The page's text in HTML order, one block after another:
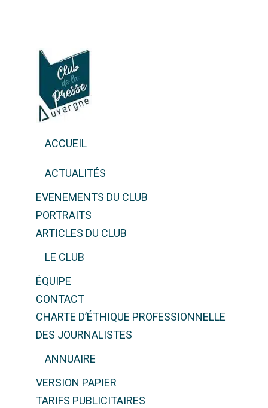
ACCUEIL
ACTUALITÉS
EVENEMENTS DU CLUB
PORTRAITS
ARTICLES DU CLUB
LE CLUB
ÉQUIPE
CONTACT
CHARTE D’ÉTHIQUE PROFESSIONNELLE
DES JOURNALISTES
ANNUAIRE
VERSION PAPIER
TARIFS PUBLICITAIRES